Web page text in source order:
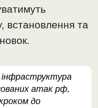
встановлення та
атак рф,
до